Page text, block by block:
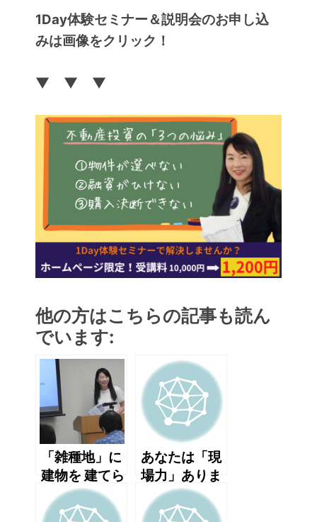
1Day体験セミナー＆説明会のお申し込
みは画像をクリック！
▼ ▼ ▼
他の方はこちらの記事も読ん
でいます:
「雑種地」に
建物を 建てら
れると思いま
すか？
あなたは「現
場力」ありま
すか？